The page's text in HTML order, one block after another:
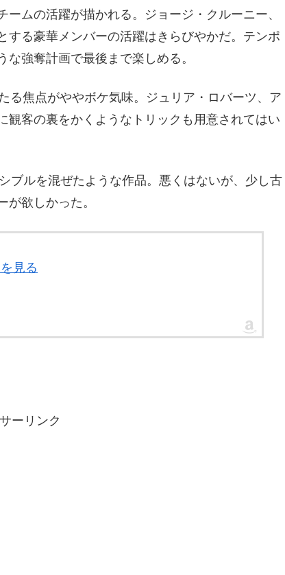
ムの活躍が描かれる。ジョージ・クルーニー、
する豪華メンバーの活躍はきらびやかだ。テンポ
強奪計画で最後まで楽しめる。
る焦点がややボケ気味。ジュリア・ロバーツ、ア
観客の裏をかくようなトリックも用意されてはい
ブルを混ぜたような作品。悪くはないが、少し古
欲しかった。
見る
ーリンク